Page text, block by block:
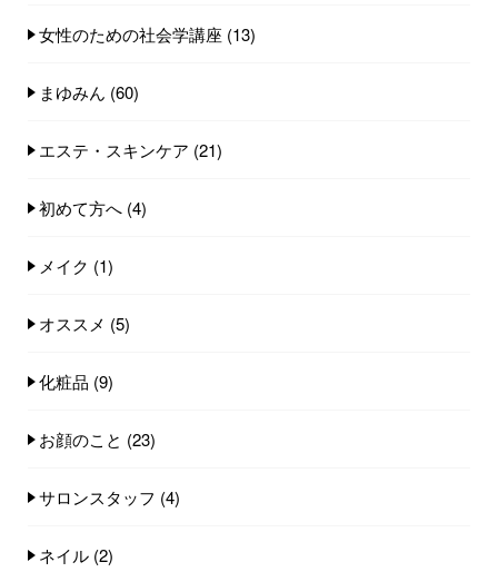
女性のための社会学講座 (13)
まゆみん (60)
エステ・スキンケア (21)
初めて方へ (4)
メイク (1)
オススメ (5)
化粧品 (9)
お顔のこと (23)
サロンスタッフ (4)
ネイル (2)